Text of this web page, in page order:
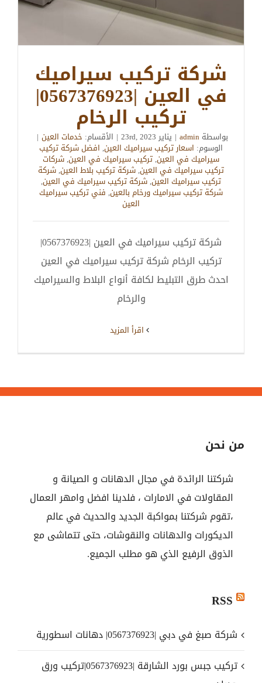
شركة تركيب سيراميك
في العين |0567376923|
تركيب الرخام
بواسطة admin
| يناير 23rd, 2023 | الأقسام: خدمات العين |
الوسوم: اسعار تركيب سيراميك العين, افضل شركة تركيب
سيراميك في العين,تركيب سيراميك في العين,شركات
تركيب سيراميك في العين,شركة تركيب بلاط العين,شركة
تركيب سيراميك العين,شركة تركيب سيراميك في العين,
شركة تركيب سيراميك ورخام بالعين, فني تركيب سيراميك
العين
شركة تركيب سيراميك في العين |0567376923|
تركيب الرخام شركة تركيب سيراميك في العين
احدث طرق التبليط لكافة أنواع البلاط والسيراميك
والرخام
من نحن
شركتنا الرائدة في مجال الدهانات و الصيانة و
المقاولات في الامارات ، فلدينا افضل وامهر العمال
،تقوم شركتنا بمواكبة الجديد والحديث في عالم
الديكورات والدهانات والنقوشات، حتى تتماشى مع
الذوق الرفيع الذي هو مطلب الجميع.
RSS
شركة صبغ في دبي |0567376923| دهانات اسطورية
تركيب جبس بورد الشارقة |0567376923|تركيب ورق